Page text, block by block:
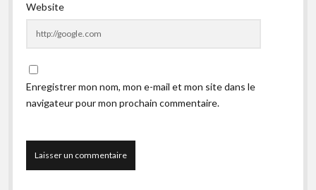
Website
Enregistrer mon nom, mon e-mail et mon site dans le
navigateur pour mon prochain commentaire.